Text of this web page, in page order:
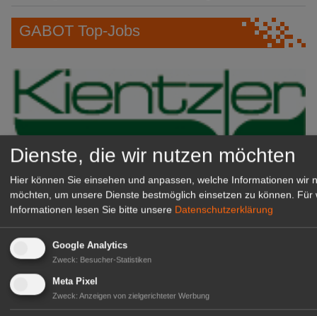
GABOT Top-Jobs
Kientzler Jungpflanzen GmbH
Gärtner im Zierpflanzenbau
(Geselle/Meister/Techniker)
(m/w/d)
Gensingen
zur Stellenanzeige
Dienste, die wir nutzen möchten
Hier können Sie einsehen und anpassen, welche Informationen wir
möchten, um unsere Dienste bestmöglich einsetzen zu können.
Für
Informationen lesen Sie bitte unsere Datenschutzerklärung
Google Analytics
Zweck: Besucher-Statistiken
Meta Pixel
Zweck: Anzeigen von zielgerichteter Werbung